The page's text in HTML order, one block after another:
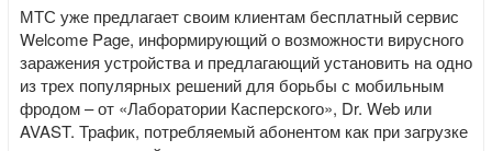
МТС уже предлагает своим клиентам бесплатный сервис
Welcome Page, информирующий о возможности вирусного
заражения устройства и предлагающий установить на одно
из трех популярных решений для борьбы с мобильным
фродом – от «Лаборатории Касперского», Dr. Web или
AVAST. Трафик, потребляемый абонентом как при загрузке